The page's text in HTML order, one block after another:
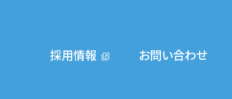
採用情報 お問い合わせ